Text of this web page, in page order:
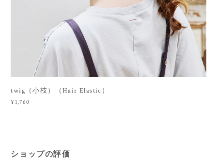
twig（小枝）（Hair Elastic）
¥1,760
ショップの評価